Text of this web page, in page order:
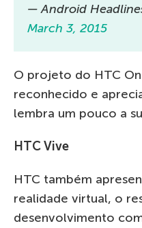
— Android
March 3, 2015
O projeto do HTC
reconhecido e
lembra um pouco a
HTC Vive
HTC também
realidade virtual, o
desenvolvimento